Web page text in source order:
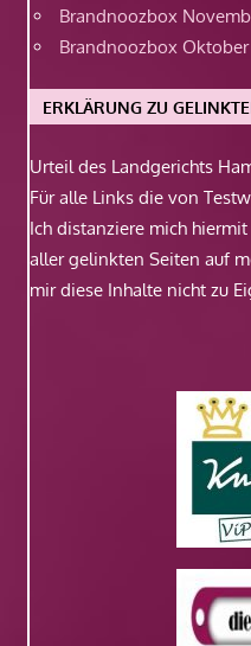
Brandnoozbox
Brandnoozbox
ERKLÄRUNG ZU
Urteil des Landgerichts
Für alle Links die von
Ich distanziere mich
aller gelinkten Seiten auf
mir diese Inhalte nicht zu